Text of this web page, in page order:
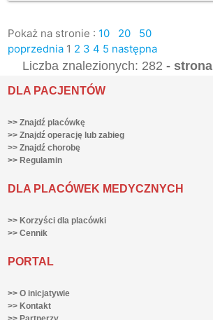
Pokaż na stronie : 10 20
50
poprzednia 1 2 3 4 5 następna
Liczba znalezionych: 282 - strona
DLA PACJENTÓW
>> Znajdź placówkę
>> Znajdź operację lub zabieg
>> Znajdź chorobę
>> Regulamin
DLA PLACÓWEK MEDYCZNYCH
>> Korzyści dla placówki
>> Cennik
PORTAL
>> O inicjatywie
>> Kontakt